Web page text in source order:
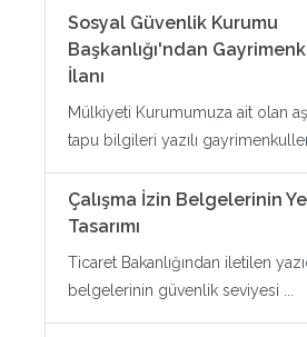
Sosyal Güvenlik Kurumu
Başkanlığı'ndan
İlanı
Mülkiyeti Kurumumuza ait olan
tapu bilgileri yazılı
Çalışma İzin Belgelerinin
Tasarımı
Ticaret Bakanlığından iletilen
belgelerinin güvenlik seviyesi ...